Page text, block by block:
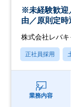
※未経験歓迎
由／原則定時
株式会社レバキ
正社員採用
業務内容